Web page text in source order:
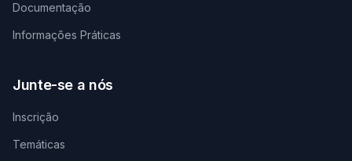
Documentação
Informações Práticas
Junte-se a nós
Inscrição
Temáticas